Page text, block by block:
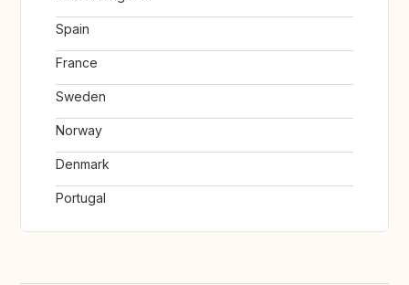
Spain
France
Sweden
Norway
Denmark
Portugal